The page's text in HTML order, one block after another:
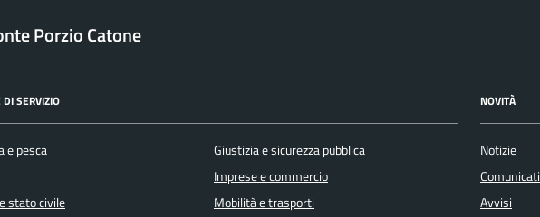
Porzio Catone
DI SERVIZIO
e pesca
stato civile
Giustizia e sicurezza pubblica
Imprese e commercio
Mobilità e trasporti
NOVITÀ
Notizie
Comunicati
Avvisi